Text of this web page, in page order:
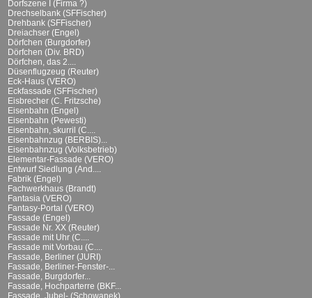
Dorfszene I (Firma ?)
Drechselbank (SFFischer)
Drehbank (SFFischer)
Dreiachser (Engel)
Dörfchen (Burgdorfer)
Dörfchen (Div. BRD)
Dörfchen, das 2....
Düsenflugzeug (Reuter)
Eck-Haus (VERO)
Eckfassade (SFFischer)
Eisbrecher (C. Fritzsche)
Eisenbahn (Engel)
Eisenbahn (Pewesti)
Eisenbahn, skurril (C....
Eisenbahnzug (BERBIS)...
Eisenbahnzug (Volksbetrieb)
Elementar-Fassade (VERO)
Entwurf Siedlung (And....
Fabrik (Engel)
Fachwerkhaus (Brandt)
Fantasia (VERO)
Fantasy-Portal (VERO)
Fassade (Engel)
Fassade Nr. XX (Reuter)
Fassade mit Uhr (C....
Fassade mit Vorbau (C....
Fassade, Berliner (JURI)
Fassade, Berliner-Fenster-...
Fassade, Burgdorfer...
Fassade, Hochparterre (BKF...
Fassade, Jubel- (Schowanek)